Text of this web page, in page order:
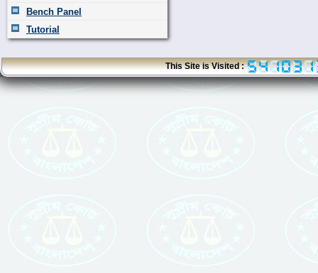
Bench Panel
Tutorial
This Site is Visited :